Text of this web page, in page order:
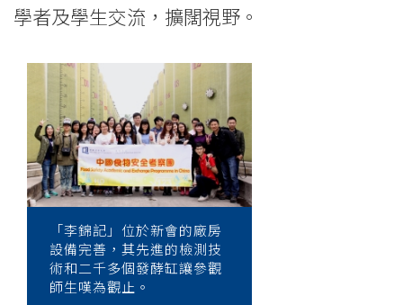
學者及學生交流，擴闊視野。
「李錦記」位於新會的廠房
設備完善，其先進的檢測技
術和二千多個發酵缸讓參觀
師生嘆為觀止。